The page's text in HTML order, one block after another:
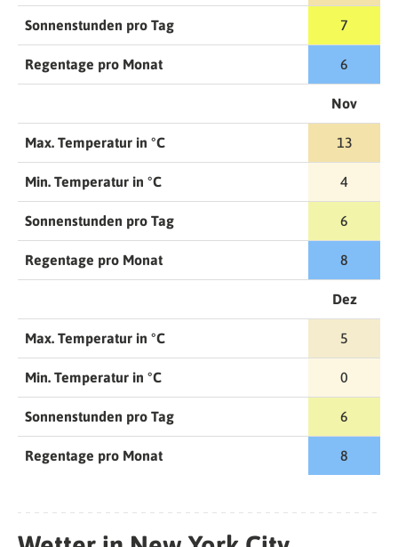
Sonnenstunden pro Tag 7
Regentage pro Monat 6
Nov
Max. Temperatur in °C 13
Min. Temperatur in °C 4
Sonnenstunden pro Tag 6
Regentage pro Monat 8
Dez
Max. Temperatur in °C 5
Min. Temperatur in °C 0
Sonnenstunden pro Tag 6
Regentage pro Monat 8